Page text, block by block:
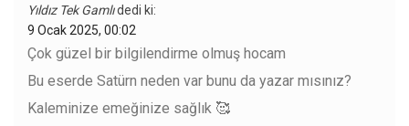
Yıldız Tek Gamlıdedi ki:
9 Ocak 2025, 00:02
Çok güzel bir bilgilendirme olmuş hocam
Bu eserde Satürn neden var bunu da yazar mısınız?
Kaleminize emeğinize sağlık 🥰